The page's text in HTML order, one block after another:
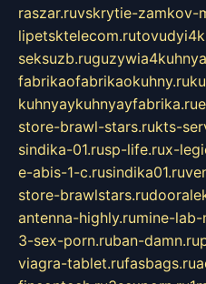
raszar.ruvskrytie-zamkov-
lipetsktelecom.ru
seksuzb.ru
fabrikaofabrikaokuhny.ru
kuhnyaykuhnyayfabrika.ru
store-brawl-stars.rukts-
sindika-01.rusp-life.rux-
e-abis-1-c.rusindika01.ru
store-brawlstars.ru
antenna-highly.rumine-lab-
3-sex-porn.ruban-damn.ru
viagra-tablet.rufasbags.ru